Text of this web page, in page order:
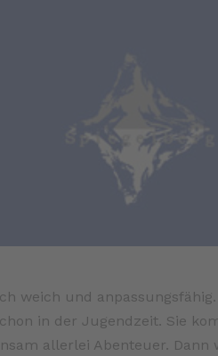
weich und
in der Jugendzeit. Sie
allerlei Abenteuer.